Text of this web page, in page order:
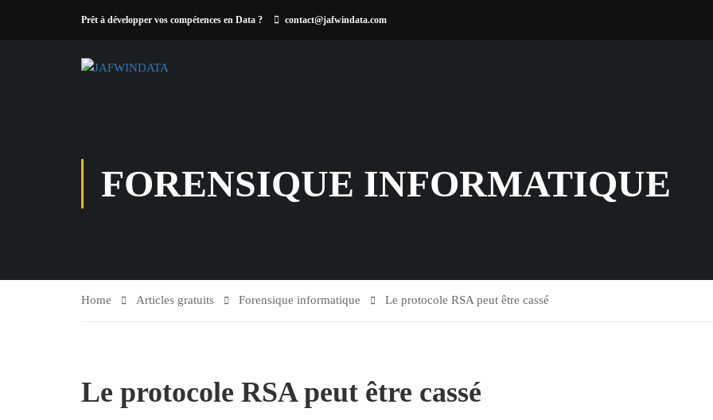
Prêt à développer vos compétences en Data ? contact@jafwindata.com
FORENSIQUE INFORMATIQUE
Home Articles gratuits Forensique informatique Le protocole RSA peut être cassé
Le protocole RSA peut être cassé